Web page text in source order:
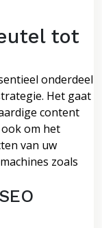
tot
onderdeel
Het gaat
content
om het
van uw
zoals